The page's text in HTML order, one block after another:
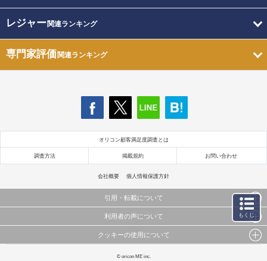
レジャー関連ランキング
専門家評価関連ランキング
オリコン顧客満足度調査とは
調査方法 掲載規約 お問い合わせ
会社概要 個人情報保護方針
引用・転載について
当サイトで公開されている情報（文字、写真、イラスト、画像データ等）及びこれらの配置・
これらの情報を権利者の許可なく無断転載・複製などの二次利用を行うことは固く禁じており
利用者の声について
当サイトに掲載している内容はすべてサービスの利用者が提出された見解・感想です。
弊社の見解・ 意見ではないことをご理解いただいた上でご覧ください。
クッキーの使用について
このサイトでは Cookie を使用して、ユーザーに合わせたコンテンツや広告の表示、ソーシャル
© oricon ME inc.
もくじ